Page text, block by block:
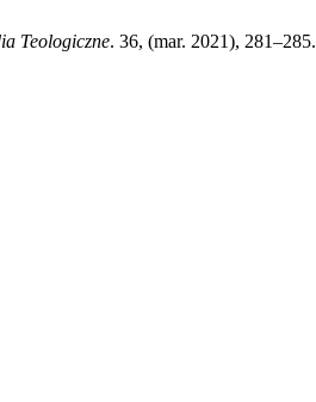
Teologiczne. 36, (mar. 2021), 281–285.